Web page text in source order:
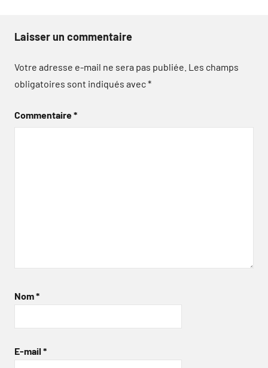
Laisser un commentaire
Votre adresse e-mail ne sera pas publiée. Les champs
obligatoires sont indiqués avec*
Commentaire*
Nom*
E-mail *